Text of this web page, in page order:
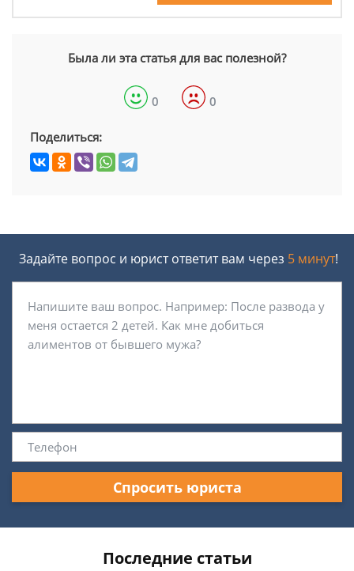
Была ли эта статья для вас полезной?
0 0
Поделиться:
Задайте вопрос и юрист ответит вам через 5 минут!
Спросить юриста
Последние статьи